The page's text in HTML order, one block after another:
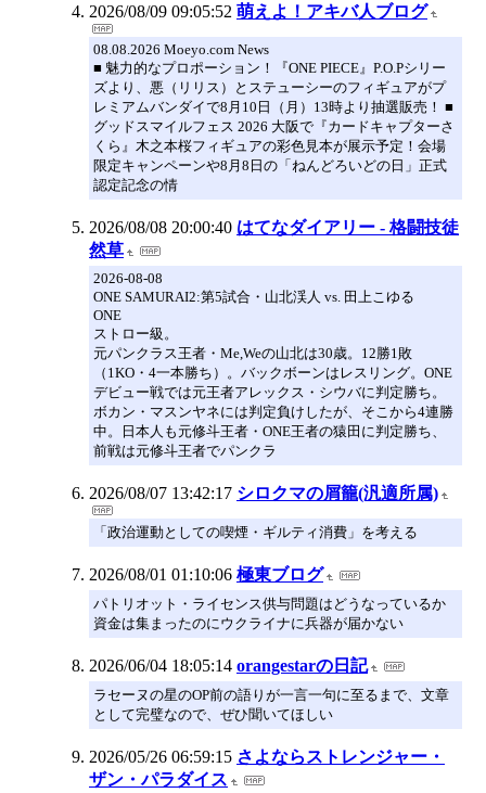
2026/08/09 09:05:52 萌えよ！アキバ人ブログ
08.08.2026 Moeyo.com News
■ 魅力的なプロポーション！『ONE PIECE』P.O.Pシリー
ズより、悪（リリス）とステューシーのフィギュアがプ
レミアムバンダイで8月10日（月）13時より抽選販売！ ■
グッドスマイルフェス 2026 大阪で『カードキャプターさ
くら』木之本桜フィギュアの彩色見本が展示予定！会場
限定キャンペーンや8月8日の「ねんどろいどの日」正式
認定記念の情
2026/08/08 20:00:40 はてなダイアリー - 格闘技徒
然草
2026-08-08
ONE SAMURAI2:第5試合・山北渓人 vs. 田上こゆる
ONE
ストロー級。
元パンクラス王者・Me,Weの山北は30歳。12勝1敗
（1KO・4一本勝ち）。バックボーンはレスリング。ONE
デビュー戦では元王者アレックス・シウバに判定勝ち。
ボカン・マスンヤネには判定負けしたが、そこから4連勝
中。日本人も元修斗王者・ONE王者の猿田に判定勝ち、
前戦は元修斗王者でパンクラ
2026/08/07 13:42:17 シロクマの屑籠(汎適所属)
「政治運動としての喫煙・ギルティ消費」を考える
2026/08/01 01:10:06 極東ブログ
パトリオット・ライセンス供与問題はどうなっているか
資金は集まったのにウクライナに兵器が届かない
2026/06/04 18:05:14 orangestarの日記
ラセーヌの星のOP前の語りが一言一句に至るまで、文章
として完璧なので、ぜひ聞いてほしい
2026/05/26 06:59:15 さよならストレンジャー・
ザン・パラダイス